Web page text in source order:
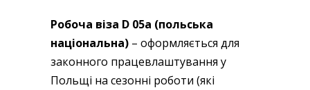
Робоча віза D 05a (польська
національна) – оформляється для
законного працевлаштування у
Польщі на сезонні роботи (які